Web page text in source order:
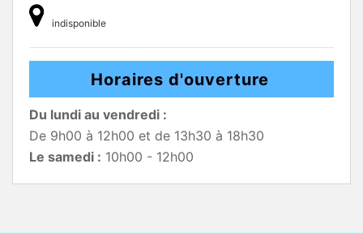
indisponible
Horaires d'ouverture
Du lundi au vendredi :
De 9h00 à 12h00 et de 13h30 à 18h30
Le samedi : 10h00 - 12h00